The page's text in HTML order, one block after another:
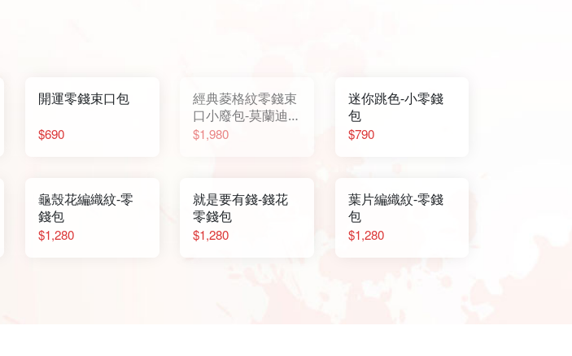
開運零錢束口包
$690
經典菱格紋零錢束
口小廢包-莫蘭迪
色
$1,980
迷你跳色-小零錢
包
$790
龜殼花編織紋-零
錢包
$1,280
就是要有錢-錢花
零錢包
$1,280
葉片編織紋-零錢
包
$1,280